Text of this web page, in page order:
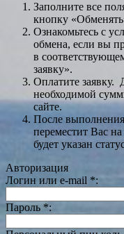
Заполните все
кнопку
Ознакомьтесь с
обмена, если вы
в
заявку».
Оплатите заявку.
необходимой
сайте.
После
переместит Вас
будет указан
Авторизация
Логин или e-mail *:
Пароль *: